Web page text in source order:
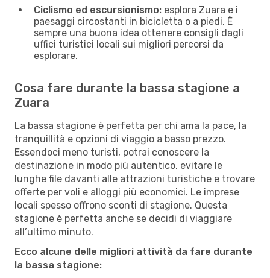
Ciclismo ed escursionismo: esplora Zuara e i
paesaggi circostanti in bicicletta o a piedi. È
sempre una buona idea ottenere consigli dagli
uffici turistici locali sui migliori percorsi da
esplorare.
Cosa fare durante la bassa stagione a
Zuara
La bassa stagione è perfetta per chi ama la pace, la
tranquillità e opzioni di viaggio a basso prezzo.
Essendoci meno turisti, potrai conoscere la
destinazione in modo più autentico, evitare le
lunghe file davanti alle attrazioni turistiche e trovare
offerte per voli e alloggi più economici. Le imprese
locali spesso offrono sconti di stagione. Questa
stagione è perfetta anche se decidi di viaggiare
all’ultimo minuto.
Ecco alcune delle migliori attività da fare durante
la bassa stagione: